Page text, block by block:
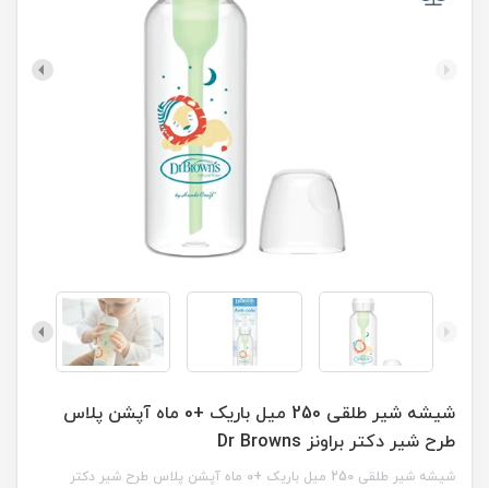
شیشه شیر طلقی 250 میل باریک +0 ماه آپشن پلاس
طرح شیر دکتر براونز Dr Browns
شیشه شیر طلقی 250 میل باریک +0 ماه آپشن پلاس طرح شیر دکتر